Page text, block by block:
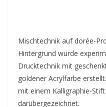
Mischtechnik auf dorée-
Hintergrund wurde
Drucktechnik mit
goldener Acrylfarbe
mit einem Kalligraphie-
darübergezeichnet.